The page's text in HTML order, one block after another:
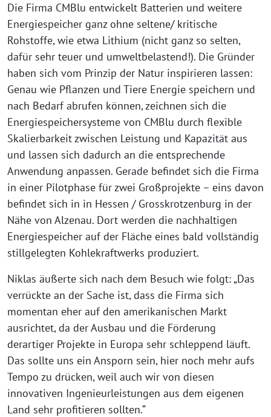
Die Firma CMBlu entwickelt Batterien und weitere
Energiespeicher ganz ohne seltene/ kritische
Rohstoffe, wie etwa Lithium (nicht ganz so selten,
dafür sehr teuer und umweltbelastend!). Die Gründer
haben sich vom Prinzip der Natur inspirieren lassen:
Genau wie Pflanzen und Tiere Energie speichern und
nach Bedarf abrufen können, zeichnen sich die
Energiespeichersysteme von CMBlu durch flexible
Skalierbarkeit zwischen Leistung und Kapazität aus
und lassen sich dadurch an die entsprechende
Anwendung anpassen. Gerade befindet sich die Firma
in einer Pilotphase für zwei Großprojekte – eins davon
befindet sich in in Hessen / Grosskrotzenburg in der
Nähe von Alzenau. Dort werden die nachhaltigen
Energiespeicher auf der Fläche eines bald vollständig
stillgelegten Kohlekraftwerks produziert.
Niklas äußerte sich nach dem Besuch wie folgt: „Das
verrückte an der Sache ist, dass die Firma sich
momentan eher auf den amerikanischen Markt
ausrichtet, da der Ausbau und die Förderung
derartiger Projekte in Europa sehr schleppend läuft.
Das sollte uns ein Ansporn sein, hier noch mehr aufs
Tempo zu drücken, weil auch wir von diesen
innovativen Ingenieurleistungen aus dem eigenen
Land sehr profitieren sollten.“